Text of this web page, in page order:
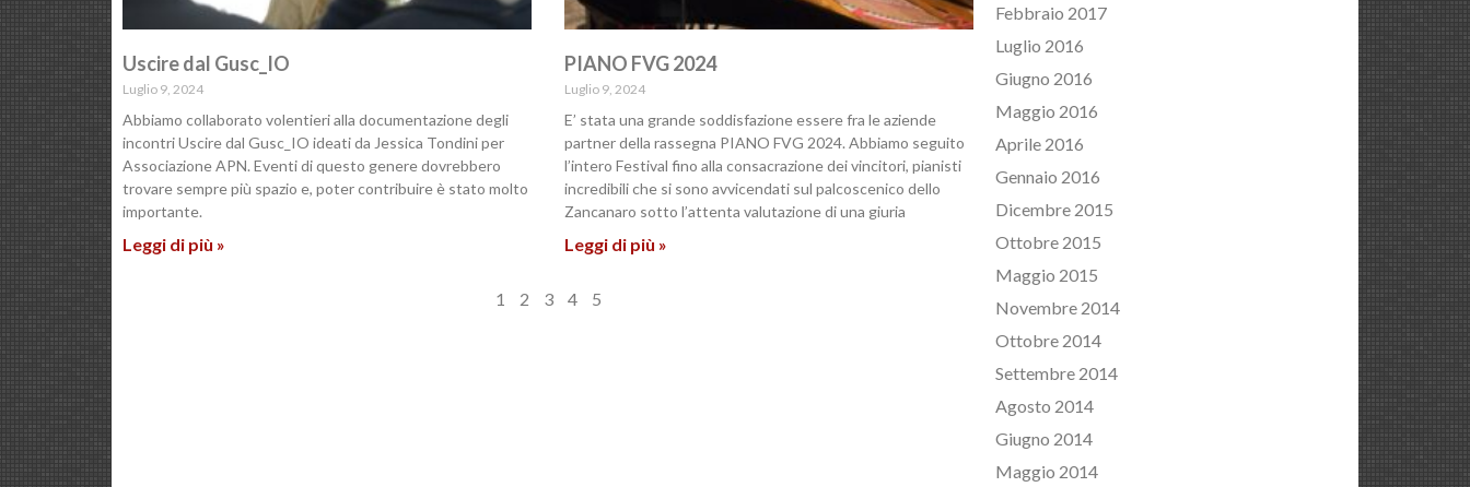
Uscire dal Gusc_IO
Luglio 9, 2024
Abbiamo collaborato volentieri alla documentazione degli
incontri Uscire dal Gusc_IO ideati da Jessica Tondini per
Associazione APN. Eventi di questo genere dovrebbero
trovare sempre più spazio e, poter contribuire è stato molto
importante.
Leggi di più »
PIANO FVG 2024
Luglio 9, 2024
E’ stata una grande soddisfazione essere fra le aziende
partner della rassegna PIANO FVG 2024. Abbiamo seguito
l’intero Festival fino alla consacrazione dei vincitori, pianisti
incredibili che si sono avvicendati sul palcoscenico dello
Zancanaro sotto l’attenta valutazione di una giuria
Leggi di più »
1 2 3 4 5
Febbraio 2017
Luglio 2016
Giugno 2016
Maggio 2016
Aprile 2016
Gennaio 2016
Dicembre 2015
Ottobre 2015
Maggio 2015
Novembre 2014
Ottobre 2014
Settembre 2014
Agosto 2014
Giugno 2014
Maggio 2014